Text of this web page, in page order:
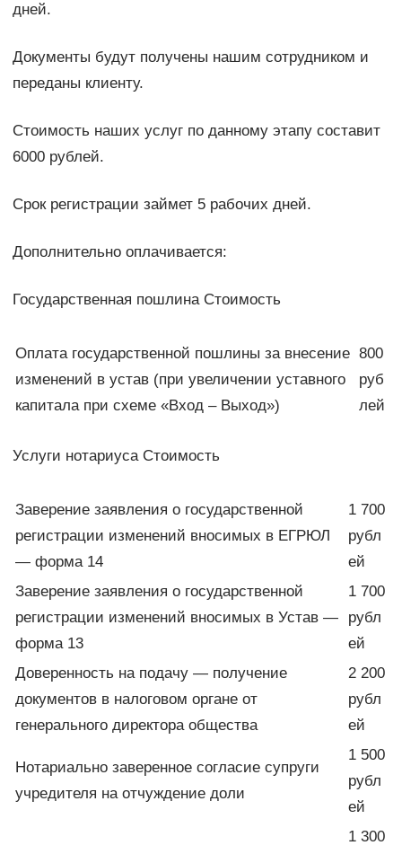
дней.
Документы будут получены нашим сотрудником и
переданы клиенту.
Стоимость наших услуг по данному этапу составит
6000 рублей.
Срок регистрации займет 5 рабочих дней.
Дополнительно оплачивается:
Государственная пошлина Стоимость
Оплата государственной пошлины за внесение
изменений в устав (при увеличении уставного
капитала при схеме «Вход – Выход»)
800
руб
лей
Услуги нотариуса Стоимость
Заверение заявления о государственной
регистрации изменений вносимых в ЕГРЮЛ
— форма 14
1 700
рубл
ей
Заверение заявления о государственной
регистрации изменений вносимых в Устав —
форма 13
1 700
рубл
ей
Доверенность на подачу — получение
документов в налоговом органе от
генерального директора общества
2 200
рубл
ей
Нотариально заверенное согласие супруги
учредителя на отчуждение доли
1 500
рубл
ей
1 300